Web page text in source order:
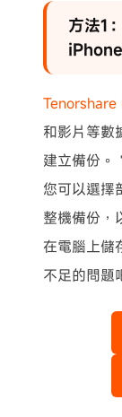
方法1
Tenorshare
和影片等數
建立備份。
您可以選擇
整機備份，
在電腦上儲
不足的問題